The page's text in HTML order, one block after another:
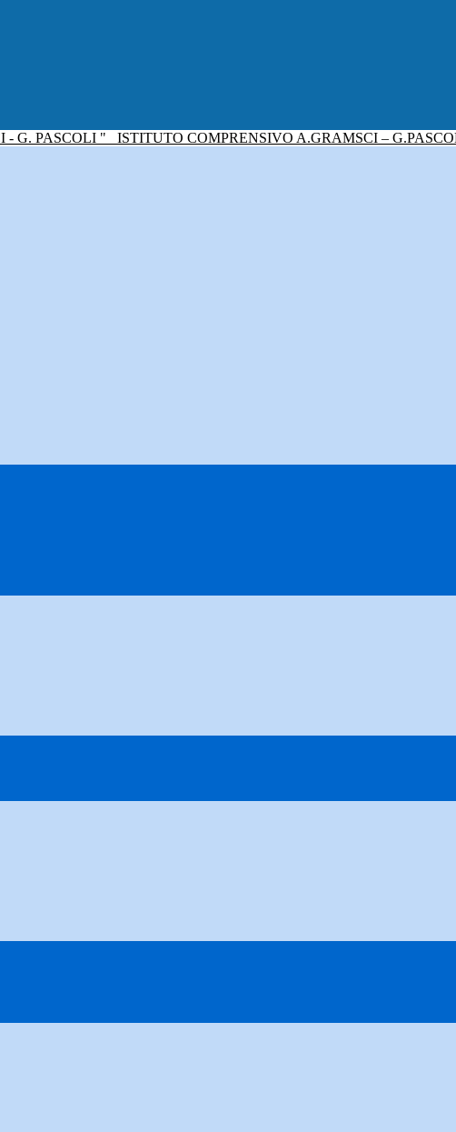
ISTITUTO COMPRENSIVO A.GRAMSCI –